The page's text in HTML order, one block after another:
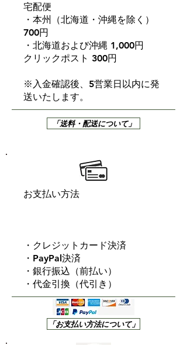
注意事項
続けると下痢をすることがあります
のでご注意くださ
い
宅配便
・本州（北海道・沖縄を除く）
700円
・北海道および沖縄 1,000円
クリックポスト 300円
※入金確認後、5営業日以内に発
送いたします。
「送料・配送について」
お支払い方法
・クレジットカード決済
・PayPal決済
・銀行振込（前払い）
・代金引換（代引き）
「お支払い方法について」